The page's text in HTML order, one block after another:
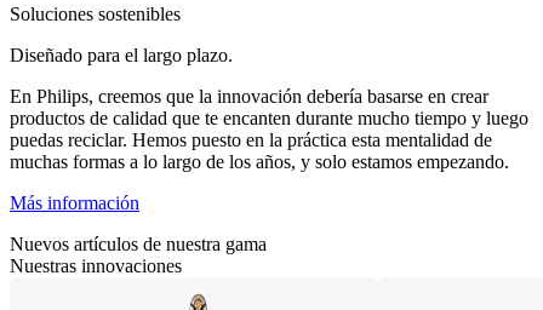
Soluciones sostenibles
Diseñado para el largo plazo.
En Philips, creemos que la innovación debería basarse en crear
productos de calidad que te encanten durante mucho tiempo y luego
puedas reciclar. Hemos puesto en la práctica esta mentalidad de
muchas formas a lo largo de los años, y solo estamos empezando.
Más información
Nuevos artículos de nuestra gama
Nuestras innovaciones